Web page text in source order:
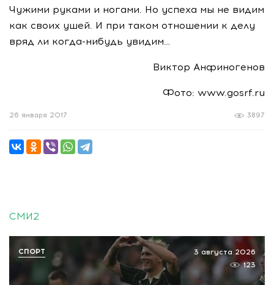
Чужими руками и ногами. Но успеха мы не видим
как своих ушей. И при таком отношении к делу
вряд ли когда-нибудь увидим…
Виктор Анфиногенов
Фото: www.gosrf.ru
3897
26 января 2017
СМИ2
3 августа 2026
123
СПОРТ